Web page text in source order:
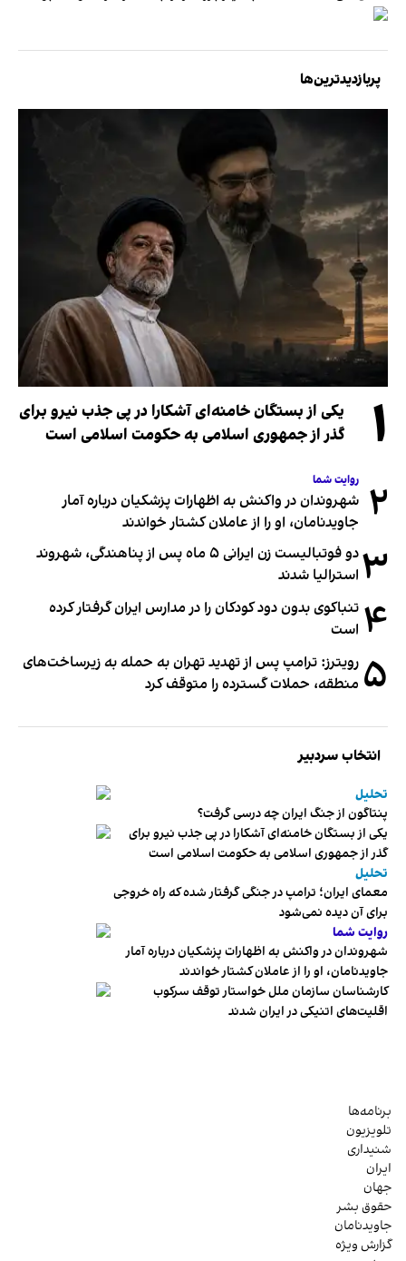
پربازدیدترین‌ها
۱
یکی از بستگان خامنه‌ای آشکارا در پی جذب نیرو برای
گذر از جمهوری اسلامی به حکومت اسلامی است
۲ روایت شما
شهروندان در واکنش به اظهارات پزشکیان درباره آمار
جاویدنامان، او را از عاملان کشتار خواندند
۳
دو فوتبالیست زن ایرانی ۵ ماه پس از پناهندگی، شهروند
استرالیا شدند
۴ تنباکوی بدون دود کودکان را در مدارس ایران گرفتار کرده
است
۵ رویترز: ترامپ پس از تهدید تهران به حمله به زیرساخت‌های
منطقه، حملات گسترده را متوقف کرد
انتخاب سردبیر
تحلیل
پنتاگون از جنگ ایران چه درسی گرفت؟
یکی از بستگان خامنه‌ای آشکارا در پی جذب نیرو برای
گذر از جمهوری اسلامی به حکومت اسلامی است
تحلیل
معمای ایران؛ ترامپ در جنگی گرفتار شده که راه خروجی
برای آن دیده نمی‌شود
روایت شما
شهروندان در واکنش به اظهارات پزشکیان درباره آمار
جاویدنامان، او را از عاملان کشتار خواندند
کارشناسان سازمان ملل خواستار توقف سرکوب
اقلیت‌های اتنیکی در ایران شدند
برنامه‌ها
تلویزیون
شنیداری
ایران
جهان
حقوق بشر
جاویدنامان
گزارش ویژه